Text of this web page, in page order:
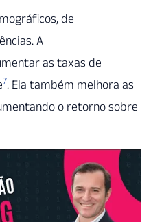
de
A
as taxas de
7. Ela também melhora as
o retorno sobre